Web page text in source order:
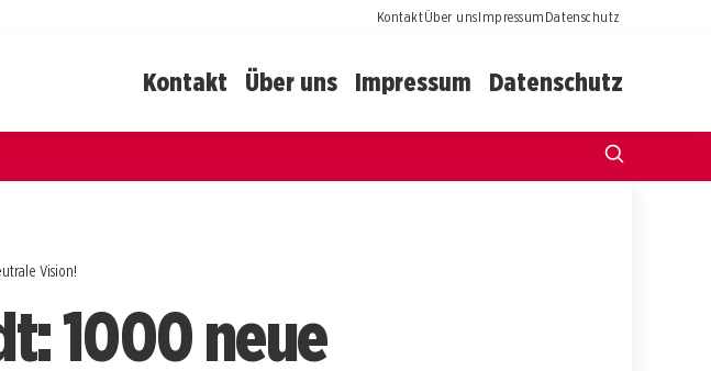
KontaktÜber unsImpressumDatenschutz
Kontakt Über uns Impressum Datenschutz
Vision!
1000 neue